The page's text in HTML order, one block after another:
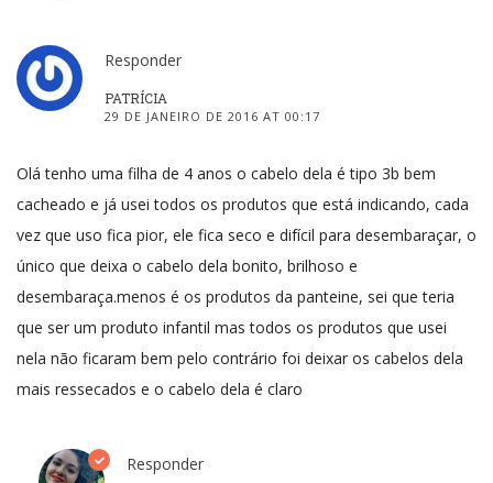
Responder
PATRÍCIA
29 DE JANEIRO DE 2016 AT 00:17
Olá tenho uma filha de 4 anos o cabelo dela é tipo 3b bem
cacheado e já usei todos os produtos que está indicando, cada
vez que uso fica pior, ele fica seco e difícil para desembaraçar, o
único que deixa o cabelo dela bonito, brilhoso e
desembaraça.menos é os produtos da panteine, sei que teria
que ser um produto infantil mas todos os produtos que usei
nela não ficaram bem pelo contrário foi deixar os cabelos dela
mais ressecados e o cabelo dela é claro
Responder